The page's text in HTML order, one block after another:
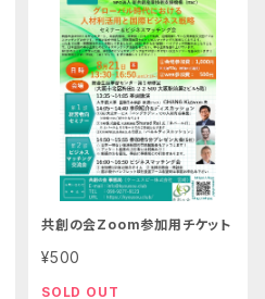
共創の会Zoom参加用チケット
¥500
SOLD OUT